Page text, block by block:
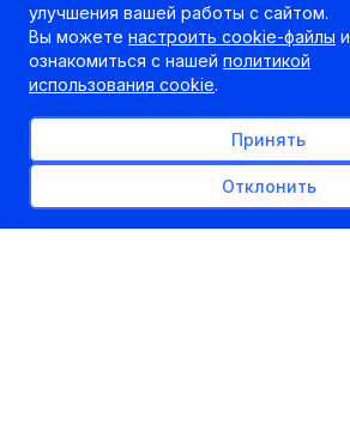
улучшения вашей работы с сайтом.
Вы можете настроить cookie-файлы и
ознакомиться с нашей политикой
использования cookie.
Принять
Отклонить